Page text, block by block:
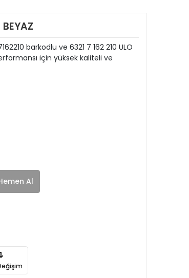
barkodlu ve 6321 7 162 210 ULO
için yüksek kaliteli ve
Al